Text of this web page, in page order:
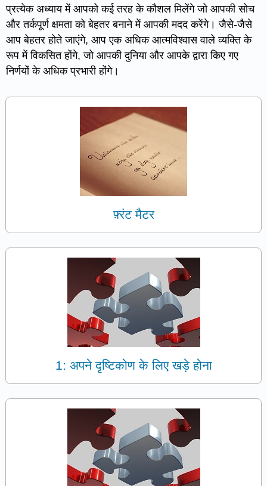
प्रत्येक अध्याय में आपको कई तरह के कौशल मिलेंगे जो आपकी सोच
और तर्कपूर्ण क्षमता को बेहतर बनाने में आपकी मदद करेंगे। जैसे-जैसे
आप बेहतर होते जाएंगे, आप एक अधिक आत्मविश्वास वाले व्यक्ति के
रूप में विकसित होंगे, जो आपकी दुनिया और आपके द्वारा किए गए
निर्णयों के अधिक प्रभारी होंगे।
फ़्रंट मैटर
1: अपने दृष्टिकोण के लिए खड़े होना